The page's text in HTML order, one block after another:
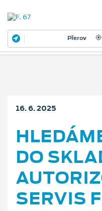
Polní 14
16. 6. 2025
DO
SERVIS